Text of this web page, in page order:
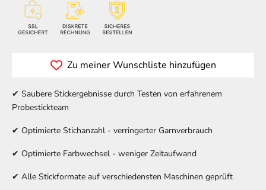
Zu meiner Wunschliste hinzufügen
✔ Saubere Stickergebnisse durch Testen von erfahrenem
Probestickteam
✔ Optimierte Stichanzahl - verringerter Garnverbrauch
✔ Optimierte Farbwechsel - weniger Zeitaufwand
✔ Alle Stickformate auf verschiedensten Maschinen geprüft